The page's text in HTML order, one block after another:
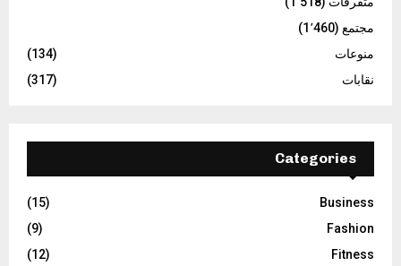
مجتمع (1٬460)
منوعات
(134)
نقابات
(317)
Categories
Business
(15)
Fashion
(9)
Fitness
(12)